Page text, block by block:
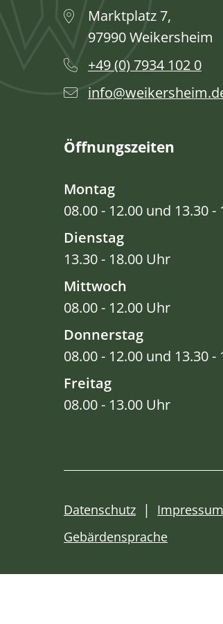
Marktplatz 7,
97990 Weikersheim
+49 (0) 7934 102 0
Öffnungszeiten
Montag
08.00 - 12.00 und 13.30 -
Dienstag
13.30 - 18.00 Uhr
Mittwoch
08.00 - 12.00 Uhr
Donnerstag
08.00 - 12.00 und 13.30 -
Freitag
08.00 - 13.00 Uhr
Datenschutz Impressum
Gebärdensprache